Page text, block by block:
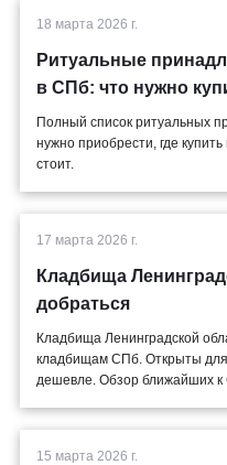
18 марта 2026 г.
Ритуальные
в СПб: что нужно
Полный список ритуальных
нужно приобрести, где
стоит.
17 марта 2026 г.
Кладбища
добраться
Кладбища Ленинградской
кладбищам СПб. Открыты
дешевле. Обзор ближайших к
15 марта 2026 г.